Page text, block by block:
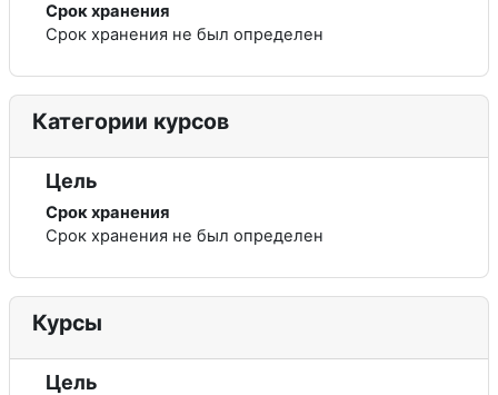
Срок хранения
Срок хранения не был определен
Категории курсов
Цель
Срок хранения
Срок хранения не был определен
Курсы
Цель